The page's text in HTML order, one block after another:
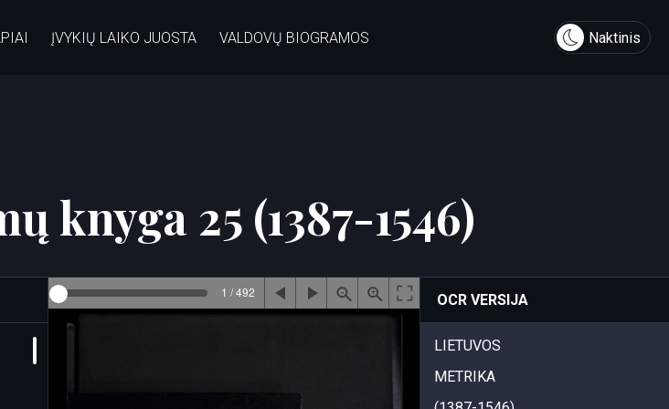
ĮVYKIŲ LAIKO JUOSTA VALDOVŲ BIOGRAMOS Naktinis
knyga 25 (1387-1546)
1 / 492 OCR VERSIJA
LIETUVOS
METRIKA